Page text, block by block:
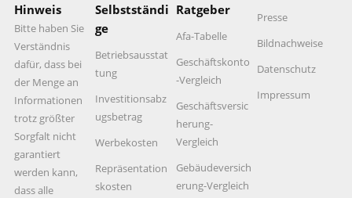
Hinweis
Bitte haben Sie
Verständnis
dafür, dass bei
der Menge an
Informationen
trotz größter
Sorgfalt nicht
garantiert
werden kann,
dass alle
Selbstständi
ge
Betriebsausstat
tung
Investitionsabz
ugsbetrag
Werbekosten
Repräsentation
skosten
Ratgeber
Afa-Tabelle
Geschäftskonto
-Vergleich
Geschäftsversic
herung-
Vergleich
Gebäudeversich
erung-Vergleich
Presse
Bildnachweise
Datenschutz
Impressum